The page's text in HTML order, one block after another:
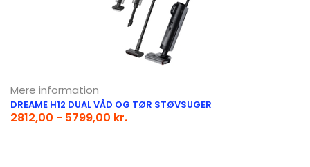
Mere information
DREAME H12 DUAL VÅD OG TØR STØVSUGER
2812,00 - 5799,00 kr.